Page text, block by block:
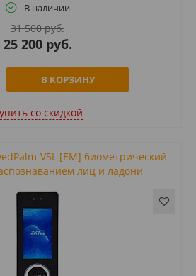
В наличии
31 500 руб.
25 200 руб.
В КОРЗИНУ
cо скидкой
V5L [EM] биометрический
лиц и ладони